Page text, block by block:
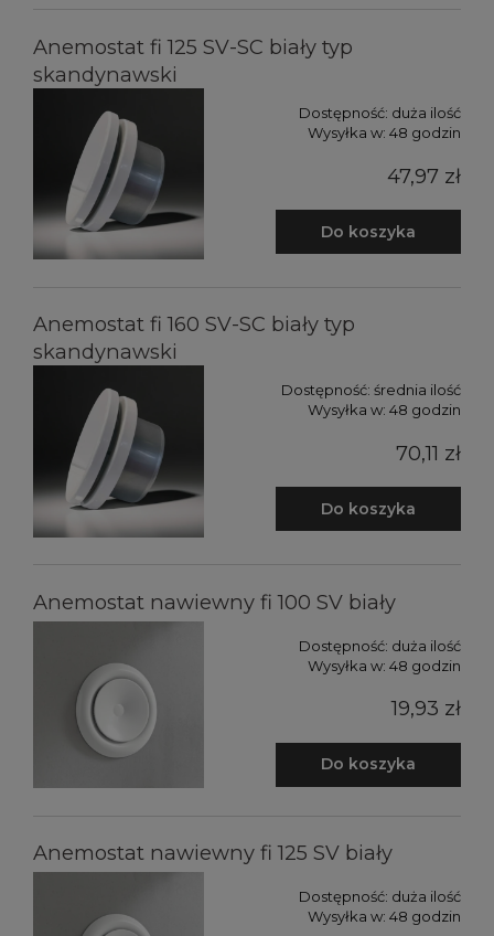
Anemostat fi 125 SV-SC biały typ
skandynawski
Dostępność: duża ilość
Wysyłka w: 48 godzin
47,97 zł
Do koszyka
Anemostat fi 160 SV-SC biały typ
skandynawski
Dostępność: średnia ilość
Wysyłka w: 48 godzin
70,11 zł
Do koszyka
Anemostat nawiewny fi 100 SV biały
Dostępność: duża ilość
Wysyłka w: 48 godzin
19,93 zł
Do koszyka
Anemostat nawiewny fi 125 SV biały
Dostępność: duża ilość
Wysyłka w: 48 godzin